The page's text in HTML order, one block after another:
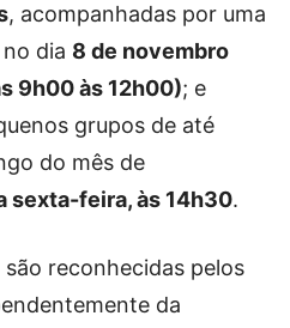
, acompanhadas por uma
dia 8 de novembro
9h00 às 12h00); e
grupos de até
do mês de
sexta-feira, às 14h30.
são reconhecidas pelos
da